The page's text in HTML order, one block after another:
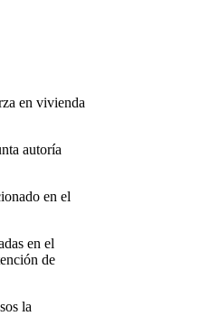
en vivienda
autoría
en el
en el
de
la